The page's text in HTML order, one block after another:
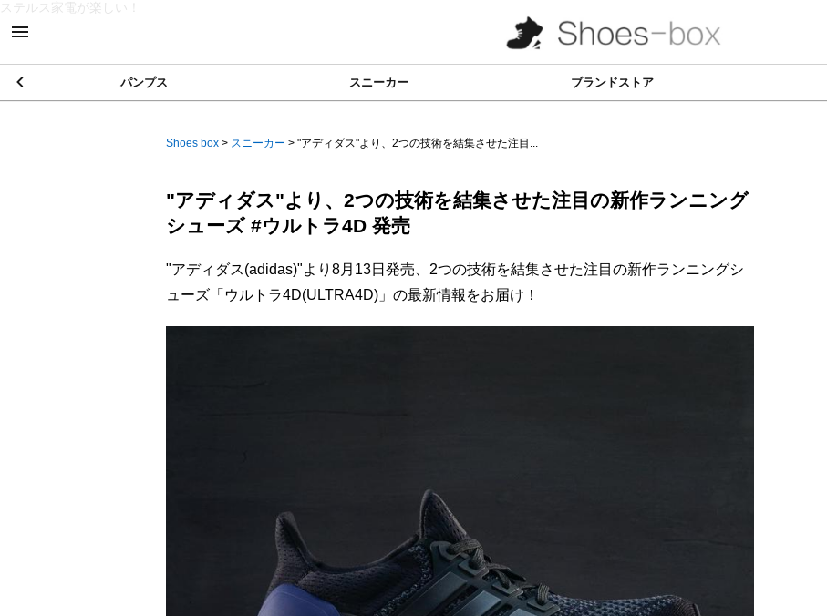
ステルス家電が楽しい！
パンプス スニーカー ブランドストア
Shoes box > スニーカー > "アディダス"より、2つの技術を結集させた注目...
"アディダス"より、2つの技術を結集させた注目の新作ランニング
シューズ #ウルトラ4D 発売
"アディダス(adidas)"より8月13日発売、2つの技術を結集させた注目の新作ランニングシ
ューズ「ウルトラ4D(ULTRA4D)」の最新情報をお届け！